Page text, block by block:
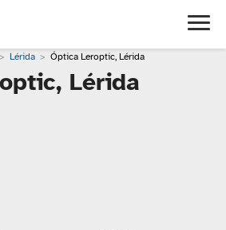
Lérida Óptica Leroptic, Lérida
Lérida